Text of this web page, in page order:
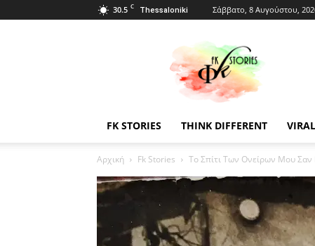
30.5 C Thessaloniki Σάββατο, 8 Αυγούστου,
Fkstories
FK STORIES THINK DIFFERENT VIRAL
Αρχική Fk Stories Το Σπίτι Των Ονείρων Μου Σαν